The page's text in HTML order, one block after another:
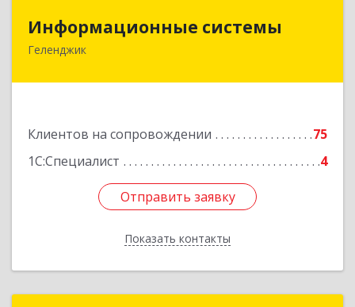
Информационные системы
Геленджик
Клиентов на сопровождении
75
1С:Специалист
4
Отправить заявку
Показать контакты
353475, Краснодарский край, Геленджик г,
Отправить заявку
Назад